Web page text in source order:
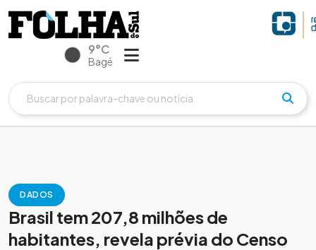
9°C
Bagé
DADOS
Brasil tem 207,8 milhões de
habitantes, revela prévia do Censo